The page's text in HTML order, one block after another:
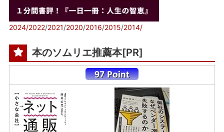
2024/2022/2021/2020/2016/2015/2014/
本のソムリエ推薦本[PR]